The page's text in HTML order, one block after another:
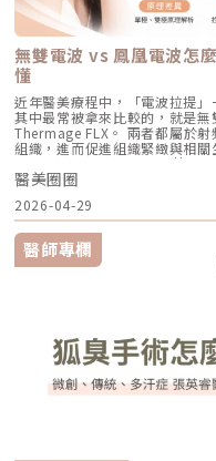
與深受痘痘困擾的患者，提供了
答。它成功將抗痘戰場，從伴
皮脂腺控制，從源頭阻斷致痘
輪迴，渴望重新擁有一張清爽
業醫師進行完整的膚況評估。透
離痘疤與油光的全新未來！
因為沒有雷射或電波的「熱傷害
低。做完後通常會有 1~3 天的
興療程。醫美療程怎麼選？重
了五大主力療程的比較表：療
入療程本身，卻忽略術後照護
沉澱風險。掌握以下三大原則，
濕修護雷射或電波療程後，肌
失。建議選擇成分單純、無香精
醯胺），協助維持肌膚修復所
外線較為敏感，建議使用足夠
子、陽傘等物理性防曬，以降低
期間內，應暫停使用酸類（如果
白產品。實際恢復時間會依療
步恢復日常保養。毛孔粗大常
全消失」嗎？ 這是不切實際的
能完全消失不見。醫美療程的
肌膚在視覺上達到平滑、細緻
Q2：打雷射縮毛孔，皮膚會不
膚變薄，反而會因為刺激真皮
性！但前提是「間隔時間要充
有可能破壞皮膚屏障。Q3：改
不是變魔術，通常需要一個「
通常會建議進行 3~5 次（每次
數人在第 2 次治療後，就會感
了。Q4：我是容易泛紅的敏感
師審慎評估。敏感肌或酒糟肌
下進行高能量雷射，可能增加
常會先放在「穩定膚況與降低
素。待肌膚穩定後，再由醫師
量可精準控制的微針電波，以
素問題，也更符合現代人對於
斑點一撕即除？人工皮代謝讓
除人工皮時同步帶走斑點」？
Reepot 透過 532 nm 能量搭配
層；治療後覆蓋的人工皮則提供
間被更完整地固定在表皮。當
同部分色素會一併脫落，因此
護與機械式震動相結合的方式，
誰適合做 Reepot？讓你一眼就
膚需求： 曬斑、雀斑、老人斑
做過除斑，但怕反黑、怕紅腫
或偏敏感，不敢嘗試侵略性太
改善什麼？以下為臨床上常見
化明顯 膚色提亮、均勻度提升
貼更亮 肌膚質地有細緻感
之一就是修復期短。常見反應淡
天代謝期：1–2 週術前事項1.
恢復後再施作。2. 有心律調節
性。3. 孕婦、哺乳者與近期使
月內做過深層換膚或磨皮者需
止酸類、去角質與刺激性保養
皮需連續貼著約 14 天且不可
片人工皮加強固定。3. 術後兩
請按時回診由專業人員移除人
應立即聯絡診所處理。6. 色素
品。7. 修復期需加強保濕並確
同深度探頭，將能量作用到接近
SMAS 筋膜層。SMAS 是臉部
個層次。音波的概念，就是透
構，幫助輪廓往上拉。所以音
肉改善、臉部線條變順、雙下巴
紋，而是「臉往下掉」、「輪
音波通常會比電波更貼近你的
效。不同部位需要不同探頭、不
肪厚度、骨架與皮膚狀況去規
能影響效果與安全性。電波、音波、傳
波拉提 傳統拉皮手術 療程原理 使用RF射頻能量，透過熱能刺激膠原蛋白收
縮與新生 使用聚焦式超音波能量，將熱能聚焦到特定深度，刺激組織收縮
與膠原蛋白新生 透過外科手術方式，移除多餘皮膚，並重新拉提、固定鬆
弛組織 作用方向 偏向皮膚緊緻、細紋、膚質與鬆弛感改善 偏向深層支撐、
輪廓拉提、下顎線與嘴邊肉改善 偏向明顯鬆弛、下垂組織與多餘皮膚的結
構性改善 常見作用層次 真皮層、皮下組織，依儀器與能量設定不同 真皮
層、皮下組織、筋膜層等不同深度，依探
SMAS筋膜層等，依手術方式不同 適合部位 臉部、眼周、下顎線、頸部
肉、下顎線模糊、臉部下垂感 改善明顯鬆弛、下垂與多餘皮膚，拉提幅度
通常較明顯 適合對象 皮膚開始鬆、細紋變多、毛孔或膚質變粗、想讓臉看
起來更緊緻的人 輪廓開始下垂、嘴邊肉明顯、下顎線不清楚、下半臉變重
型、能量與個人耐受度，可能不需麻醉
無雙電波 vs 鳳凰電波怎
懂
近年醫美療程中，「電波拉提
其中最常被拿來比較的，就是
Thermage FLX。 兩者都屬於
組織，進而促進組織緊緻與相
也不只是名稱不同而已。 簡單
需求，屬於單極射頻應用的代表
的複合式電波療程，常被用於
Thermage 為非侵入式射頻療
DENSITY 則採用單極與雙極射
什麼許多人在選擇療程時會產生
「膚質細緻」？ 我適合鳳凰電
作？ 以下將用較好理解的方式
Thermage FLX？鳳凰電波的
SoltaTaiwan Limited旗下的射
FLX 採用單極電容耦合射頻技
過皮膚表面傳導進入皮膚內部
波」。是能將熱能傳遞到較深
般民眾常聽到的「電波拉提」
這類療程概念延伸而來。由於
復期較短；效果可能在療程後
合施打族群鳳凰電波比較常被
楚 嘴邊肉或輪廓線變模糊 眼周
型保養選項之一不過要特別注
醫美圈圈
2026-04-29
醫師專欄